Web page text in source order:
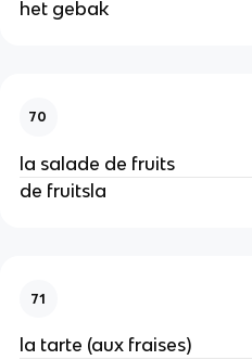
het gebak
70
la salade de fruits
de fruitsla
71
la tarte (aux fraises)